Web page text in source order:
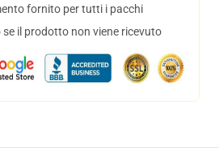
fornito per tutti i pacchi
il prodotto non viene ricevuto